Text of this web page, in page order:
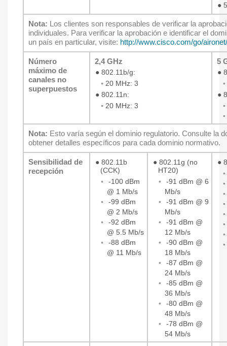
●
Nota: Los clientes son responsables de verificar la
individuales. Para verificar la aprobación e identificar el
un país en particular, visite: http://www.cisco.com/go/
Número
máximo de
canales no
superpuestos
2,4 GHz
● 802.11b/g:
◦ 20 MHz: 3
● 802.11n:
◦ 20 MHz: 3
5
●
●
Nota: Esto varía según el dominio regulatorio. Consulte la
obtener detalles específicos para cada dominio normativo.
Sensibilidad de
recepción
● 802.11b
(CCK)
◦
-100 dBm
@ 1 Mb/s
◦
-99 dBm
@ 2 Mb/s
◦
-92 dBm
@ 5.5 Mb/s
◦
-88 dBm
@ 11 Mb/s
● 802.11g (no
HT20)
◦
-91 dBm @ 6
Mb/s
◦
-91 dBm @ 9
Mb/s
◦
-91 dBm @
12 Mb/s
◦
-90 dBm @
18 Mb/s
◦
-87 dBm @
24 Mb/s
◦
-85 dBm @
36 Mb/s
◦
-80 dBm @
48 Mb/s
◦
-78 dBm @
54 Mb/s
●
◦
◦
◦
◦
◦
◦
◦
◦